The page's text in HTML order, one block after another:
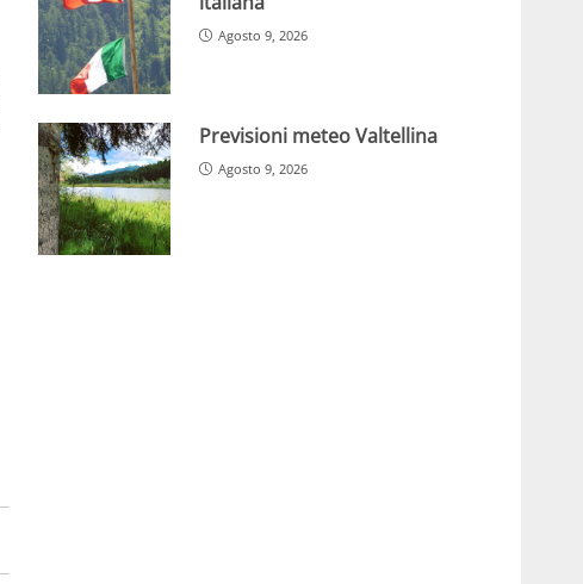
Agosto 9, 2026
Previsioni meteo Valtellina
Agosto 9, 2026